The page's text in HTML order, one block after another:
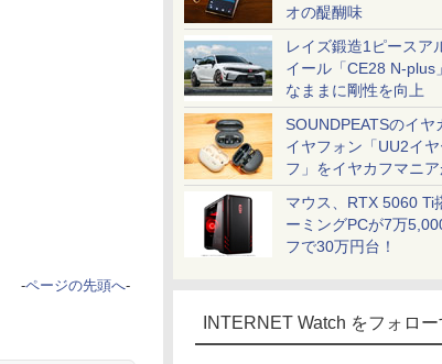
オの醍醐味
レイズ鍛造1ピースア
イール「CE28 N-plus
なままに剛性を向上
SOUNDPEATSのイヤ
イヤフォン「UU2イヤ
フ」をイヤカフマニア
マウス、RTX 5060 Ti
ーミングPCが7万
フで30万円台！
INTERNET Watch をフォロー
-ページの先頭へ-